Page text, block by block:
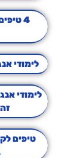
4
לימודי
לימודי
טיפים